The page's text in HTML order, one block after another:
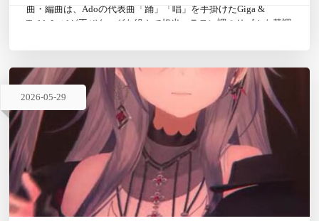
曲・編曲は、Adoの代表曲「踊」「唱」を手掛けたGiga &
TeddyLoidが再びタッグを組んで担当。ラテン調のリズムを基調
2026-05-29